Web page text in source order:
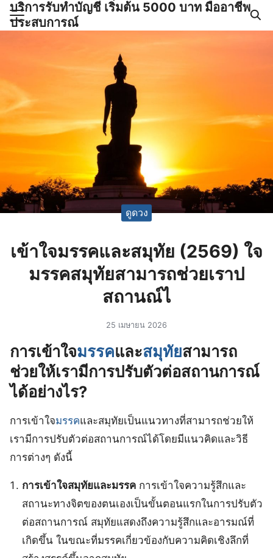
Skipบริการรับทำบัญชี เริ่มต้น 5000 บาท มืออาชีพ
ประสบการณ์
ญชีและภาษีครบวงจร |
ดูดวง
เข้าใจมรรคและสมุทัย (2569) ใจ
มรรคสมุทัยสามารถช่วยเราป
สถานณ์ไ
25 เมษายน 2026
การเข้าใจมรรคและสมุทัยสามารถ
ช่วยให้เรามีการปรับตัวต่อสถานการณ์
ได้อย่างไร?
การเข้าใจมรรคและสมุทัยเป็นแนวทางที่สามารถช่วยให้
เรามีการปรับตัวต่อสถานการณ์ได้โดยมีแนวคิดและวิธี
การต่างๆ ดังนี้
การเข้าใจสมุทัยและมรรค การเข้าใจความรู้สึกและ
สถานะทางจิตของตนเองเป็นขั้นตอนแรกในการปรับตัว
ต่อสถานการณ์ สมุทัยแสดงถึงความรู้สึกและอารมณ์ที่
เกิดขึ้น ในขณะที่มรรคเกี่ยวข้องกับความคิดเชิงลึกที่